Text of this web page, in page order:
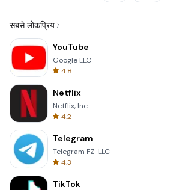
सबसे लोकप्रिय
YouTube
Google LLC
4.8
Netflix
Netflix, Inc.
4.2
Telegram
Telegram FZ-LLC
4.3
TikTok